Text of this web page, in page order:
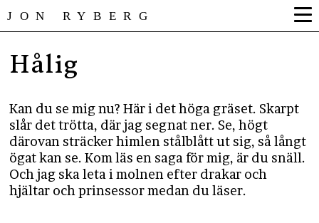
JON RYBERG
Hålig
Kan du se mig nu? Här i det höga gräset. Skarpt
slår det trötta, där jag segnat ner. Se, högt
därovan sträcker himlen stålblått ut sig, så långt
ögat kan se. Kom läs en saga för mig, är du snäll.
Och jag ska leta i molnen efter drakar och
hjältar och prinsessor medan du läser.